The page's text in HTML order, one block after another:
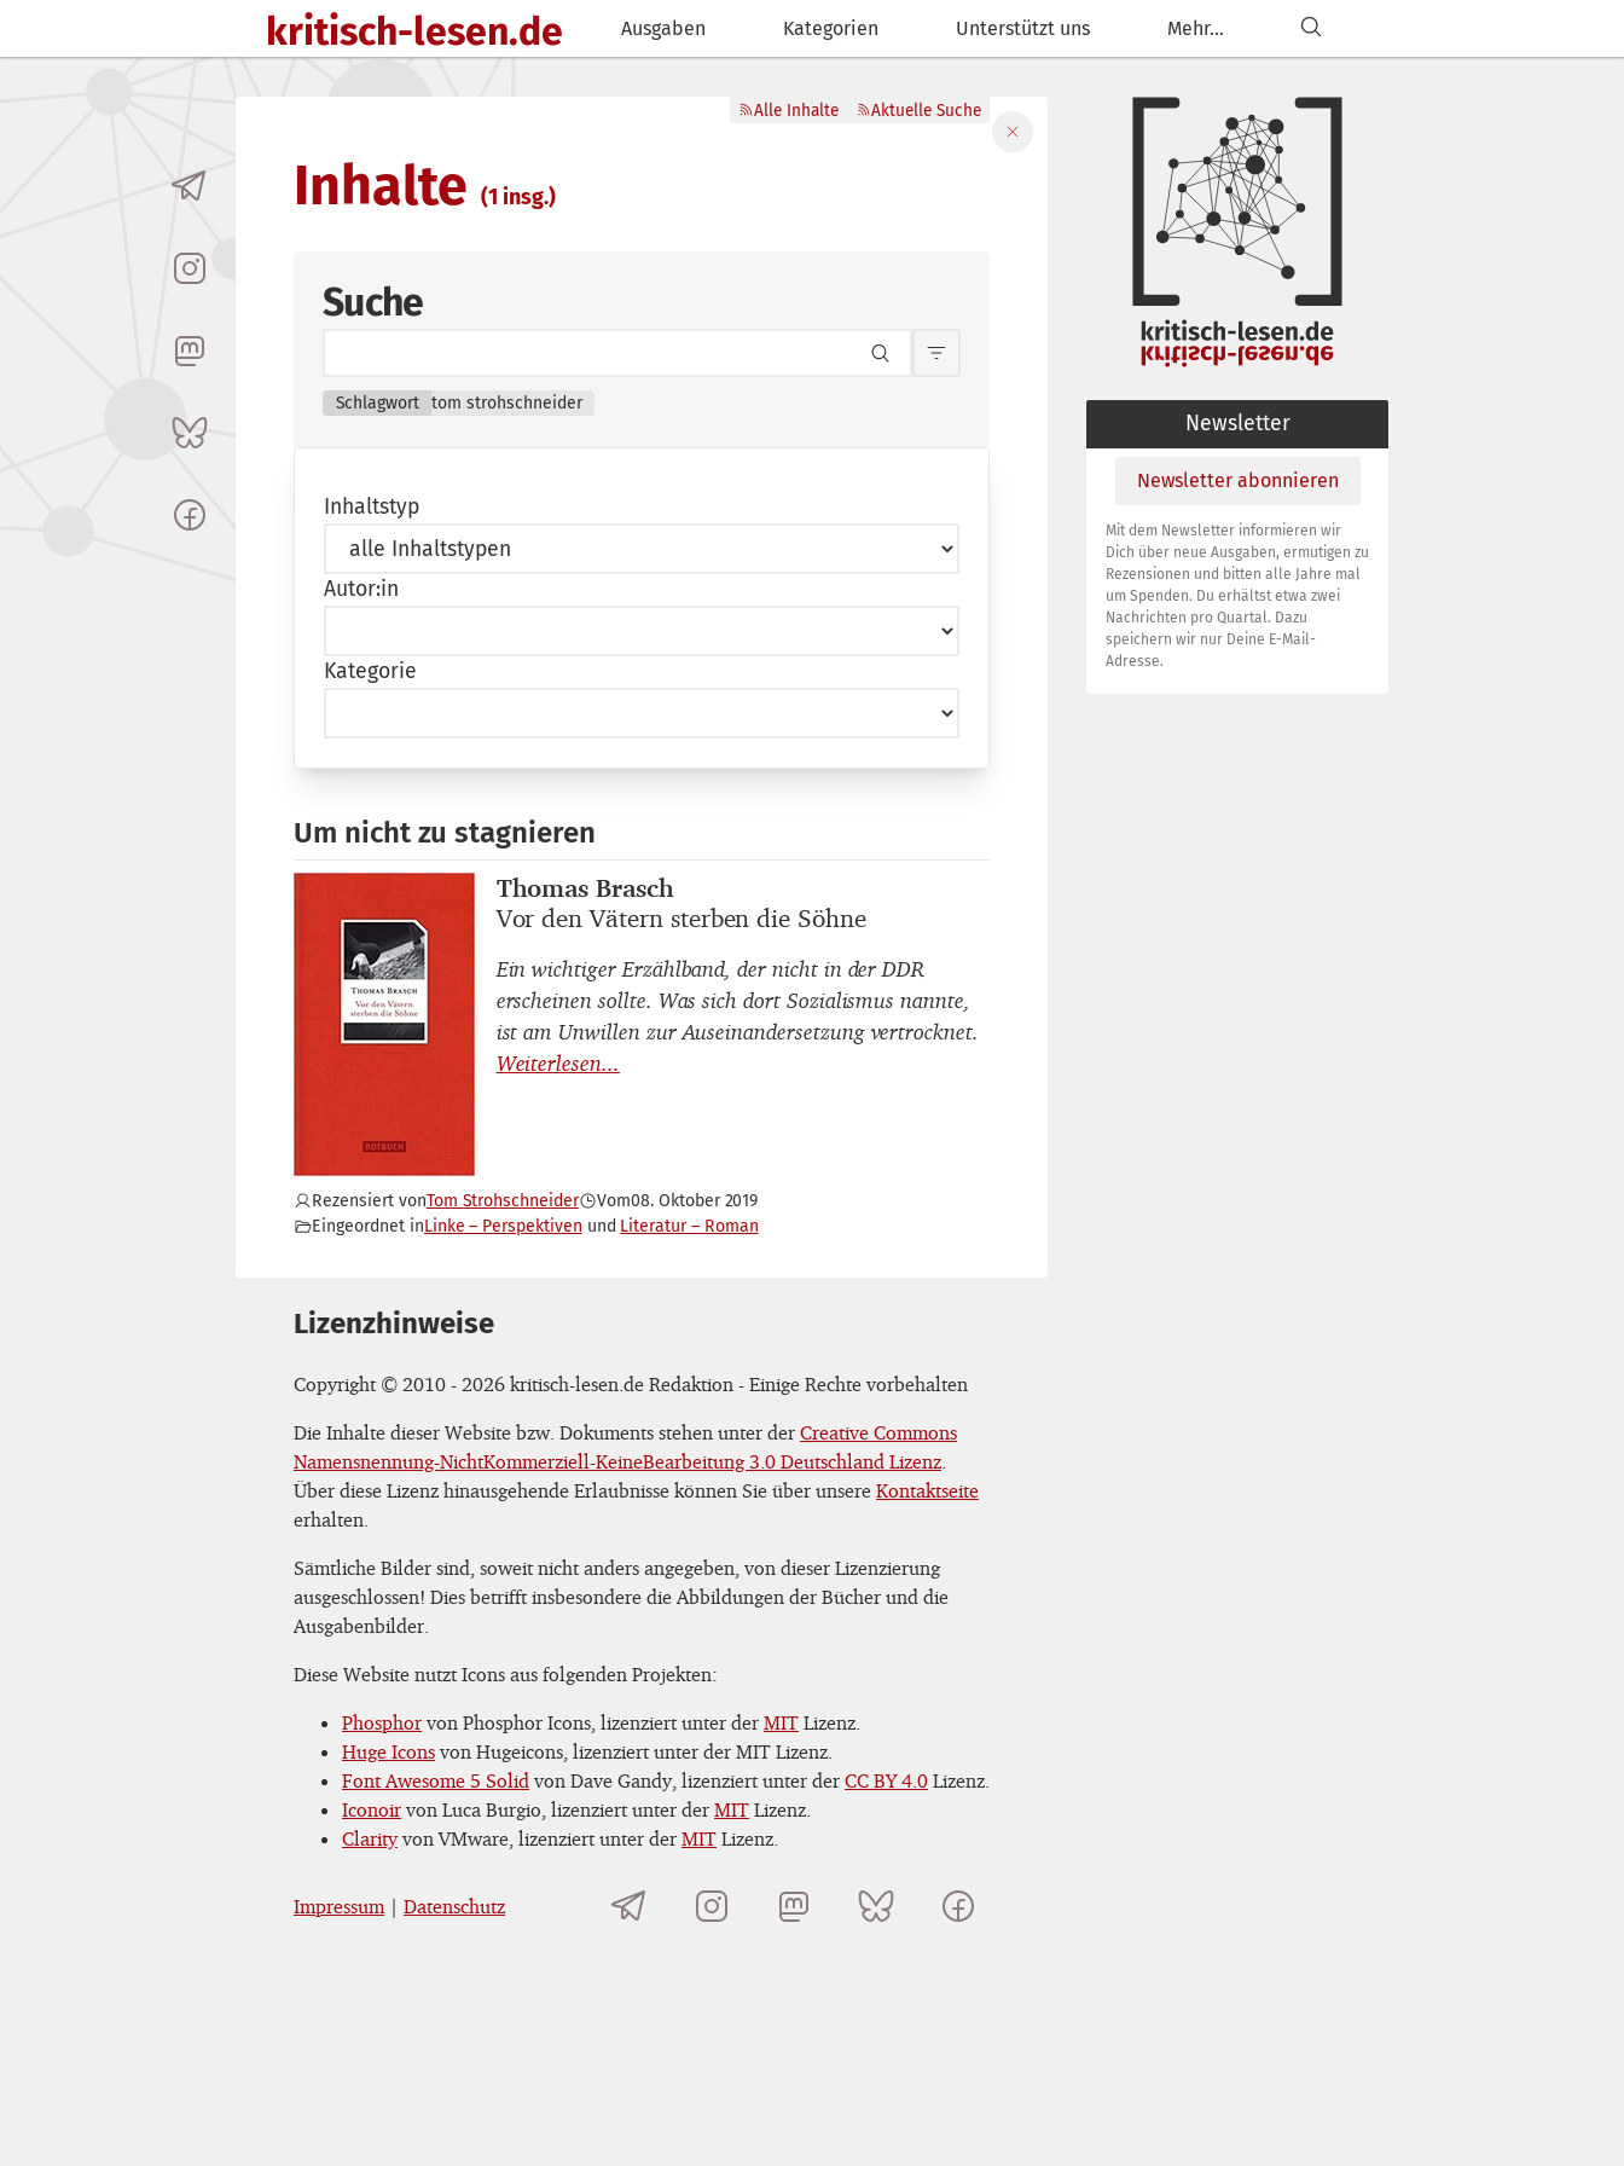
kritisch-lesen.de Ausgaben Kategorien Unterstützt uns Mehr...
Inhalte (1 insg.)
Alle Inhalte Aktuelle Suche
Suche
Inhaltsfilterung anpassen
Schlagwort tom strohschneider
Filter schließen
Inhaltstyp
Autor:in
Kategorie
Um nicht zu stagnieren
Buchautor_innen
Thomas Brasch
Buchtitel
Vor den Vätern sterben die Söhne
Ein wichtiger Erzählband, der nicht in der DDR
erscheinen sollte. Was sich dort Sozialismus nannte,
ist am Unwillen zur Auseinandersetzung vertrocknet.
Rezensiert vonTom Strohschneider Vom08. Oktober 2019
Eingeordnet inLinke – Perspektiven Literatur – Roman
Lizenzhinweise
Copyright © 2010 - 2026 kritisch-lesen.de Redaktion - Einige Rechte vorbehalten
Die Inhalte dieser Website bzw. Dokuments stehen unter der Creative Commons
Namensnennung-NichtKommerziell-KeineBearbeitung 3.0 Deutschland Lizenz
Über diese Lizenz hinausgehende Erlaubnisse können Sie über unsere Kontaktseite
erhalten.
Sämtliche Bilder sind, soweit nicht anders angegeben, von dieser Lizenzierung
ausgeschlossen! Dies betrifft insbesondere die Abbildungen der Bücher und die
Ausgabenbilder.
Diese Website nutzt Icons aus folgenden Projekten:
Phosphor von Phosphor Icons, lizenziert unter der MIT Lizenz.
Huge Icons von Hugeicons, lizenziert unter der MIT Lizenz.
Font Awesome 5 Solid von Dave Gandy, lizenziert unter der CC BY 4.0 Lizenz.
Iconoir von Luca Burgio, lizenziert unter der MIT Lizenz.
Clarityvon VMware, lizenziert unter der MIT Lizenz.
Impressum | Datenschutz
Newsletter
Newsletter abonnieren
Mit dem Newsletter informieren wir
Dich über neue Ausgaben, ermutigen zu
Rezensionen und bitten alle Jahre mal
um Spenden. Du erhältst etwa zwei
Nachrichten pro Quartal. Dazu
speichern wir nur Deine E-Mail-
Adresse.